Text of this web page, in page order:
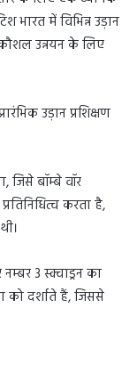
भारत में विभिन्न उड़ान
उन्नयन के लिए
उड़ान प्रशिक्षण
बॉम्बे वॉर
करता है,
3 स्क्वाड्रन का
को दर्शाते हैं, जिससे